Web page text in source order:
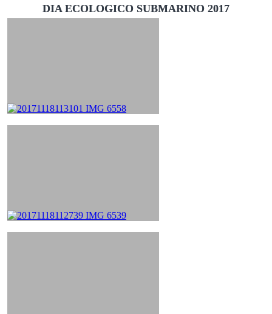
DIA ECOLOGICO SUBMARINO 2017